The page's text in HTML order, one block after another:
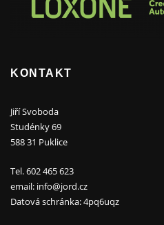
KONTAKT
Jiří Svoboda
Studénky 69
588 31 Puklice
Tel. 602 465 623
email: info@jord.cz
Datová schránka: 4pq6uqz